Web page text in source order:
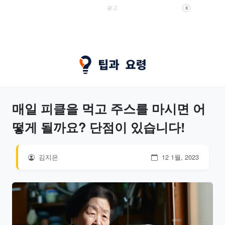
광고 X
매일 피클을 먹고 주스를 마시면 어
떻게 될까요? 단점이 있습니다!
김지은 12 1월, 2023